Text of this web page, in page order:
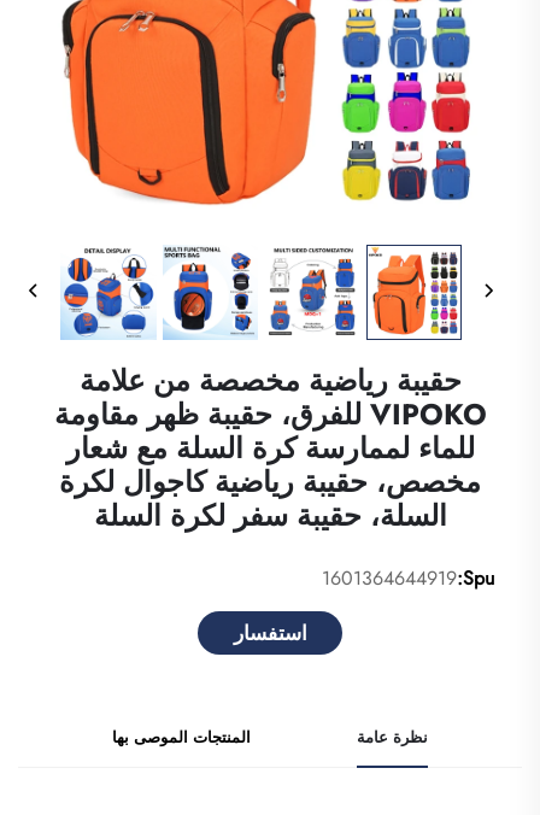
حقيبة رياضية مخصصة من علامة
VIPOKO للفرق، حقيبة ظهر مقاومة
للماء لممارسة كرة السلة مع شعار
مخصص، حقيبة رياضية كاجوال لكرة
السلة، حقيبة سفر لكرة السلة
Spu:
1601364644919
استفسار
نظرة عامة المنتجات الموصى بها